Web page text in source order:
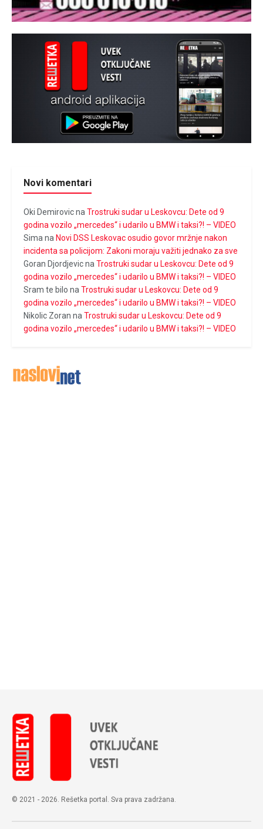
Novi komentari
Oki Demirovicna Trostruki sudar u Leskovcu: Dete od 9
godina vozilo „mercedes“ i udarilo u BMW i taksi?! – VIDEO
Sima na Novi DSS Leskovac osudio govor mržnje nakon
incidenta sa policijom: Zakoni moraju važiti jednako za sve
Goran Djordjevicna Trostruki sudar u Leskovcu: Dete od 9
godina vozilo „mercedes“ i udarilo u BMW i taksi?! – VIDEO
Sram te bilo na Trostruki sudar u Leskovcu: Dete od 9
godina vozilo „mercedes“ i udarilo u BMW i taksi?! – VIDEO
Nikolic Zoran na Trostruki sudar u Leskovcu: Dete od 9
godina vozilo „mercedes“ i udarilo u BMW i taksi?! – VIDEO
© 2021 - 2026. Rešetka portal. Sva prava zadržana.